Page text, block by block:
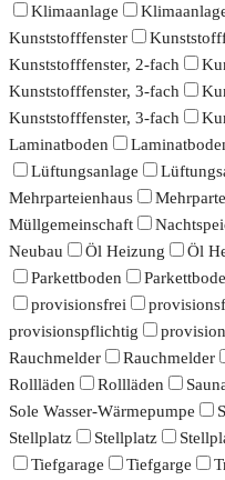
Klimaanlage
Kunststofffenster
Kunststofffenster, 2-fach
Kunststofffenster, 3-fach
Kunststofffenster, 3-fach
Laminatboden
Lüftungsanlage
Mehrparteienhaus
Müllgemeinschaft
Neubau
Öl Heizung Öl
Parkettboden
provisionsfrei
provisionspflichtig
Rauchmelder
Rauchmelder
Rollläden
Rollläden
Sole Wasser-Wärmepumpe
Stellplatz
Stellplatz
Tiefgarage
Tiefgarge